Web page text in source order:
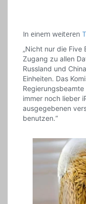
In einem weiteren
„Nicht nur die Five
Zugang zu allen
Russland und
Einheiten. Das
immer noch lieber
ausgegebenen
benutzen.“